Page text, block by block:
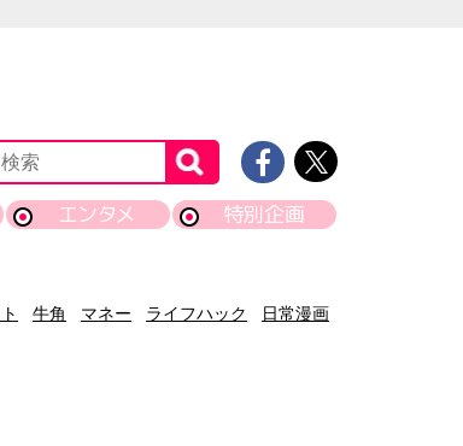
エンタメ 特別企画
牛角 マネー ライフハック
日常漫画